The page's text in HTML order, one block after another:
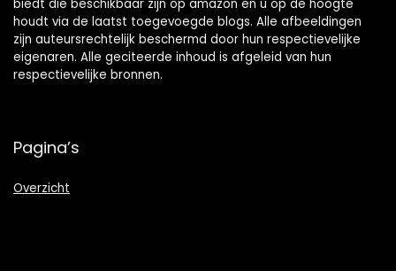
biedt die beschikbaar zijn op amazon en u op de hoogte
houdt via de laatst toegevoegde blogs. Alle afbeeldingen
zijn auteursrechtelijk beschermd door hun respectievelijke
eigenaren. Alle geciteerde inhoud is afgeleid van hun
respectievelijke bronnen.
Pagina’s
Overzicht